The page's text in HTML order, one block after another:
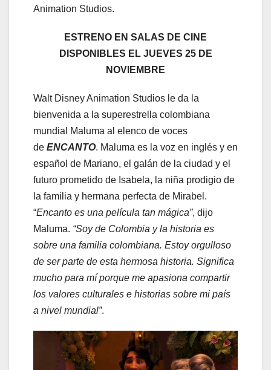
Animation Studios.
ESTRENO EN SALAS DE CINE
DISPONIBLES EL JUEVES 25 DE
NOVIEMBRE
Walt Disney Animation Studios le da la
bienvenida a la superestrella colombiana
mundial Maluma al elenco de voces
de ENCANTO. Maluma es la voz en inglés y en
español de Mariano, el galán de la ciudad y el
futuro prometido de Isabela, la niña prodigio de
la familia y hermana perfecta de Mirabel.
“Encanto es una película tan mágica”, dijo
Maluma. “Soy de Colombia y la historia es
sobre una familia colombiana. Estoy orgulloso
de ser parte de esta hermosa historia. Significa
mucho para mí porque me apasiona compartir
los valores culturales e historias sobre mi país
a nivel mundial”.